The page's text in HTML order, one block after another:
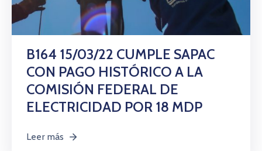
B164 15/03/22 CUMPLE SAPAC
CON PAGO HISTÓRICO A LA
COMISIÓN FEDERAL DE
ELECTRICIDAD POR 18 MDP
Leer más